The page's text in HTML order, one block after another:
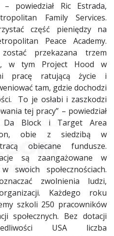
powiedział Ric Estrada,
Family Services.
część pieniędzy na
Peace Academy.
przekazana trzem
w tym Project Hood w
pracę ratującą życie i
tam, gdzie dochodzi
To je osłabi i zaszkodzi
tej pracy” – powiedział
Da Block i Target Area
obie z siedzibą w
obiecane fundusze.
są zaangażowane w
swoich społecznościach.
zwolnienia ludzi,
Każdego roku
szkoli 250 pracowników
społecznych. Bez dotacji
USA liczba